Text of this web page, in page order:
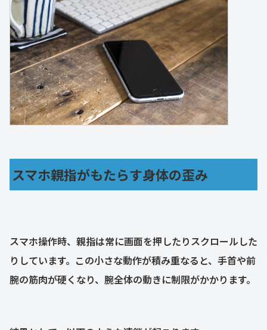
スマホ親指がもたらす身体の歪み
スマホ操作時、親指は常に画面を押したりスクロールした
りしています。この小さな動作が積み重なると、手首や前
腕の筋肉が硬くなり、腕全体の動きに制限がかかります。